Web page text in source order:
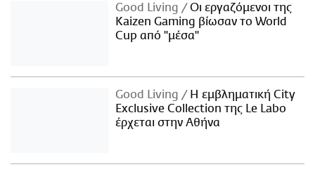
Good Living
Οι εργαζόμενοι της
Kaizen Gaming βίωσαν το World
Cup από "μέσα"
Good Living
Η εμβληματική City
Exclusive Collection της Le Labo
έρχεται στην Αθήνα